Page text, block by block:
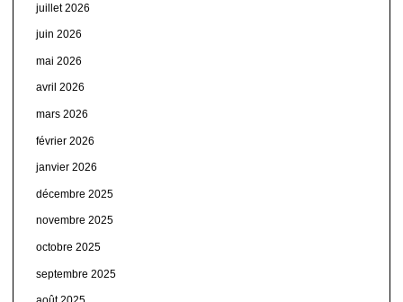
juillet 2026
juin 2026
mai 2026
avril 2026
mars 2026
février 2026
janvier 2026
décembre 2025
novembre 2025
octobre 2025
septembre 2025